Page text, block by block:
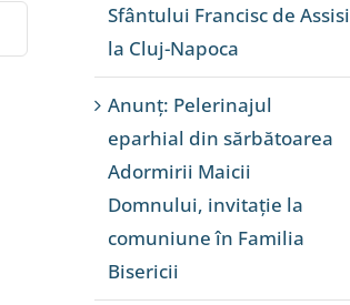
Sfântului Francisc de Assisi
la Cluj-Napoca
Anunț: Pelerinajul
eparhial din sărbătoarea
Adormirii Maicii
Domnului, invitație la
comuniune în Familia
Bisericii